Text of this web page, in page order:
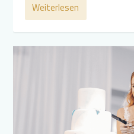
Weiterlesen